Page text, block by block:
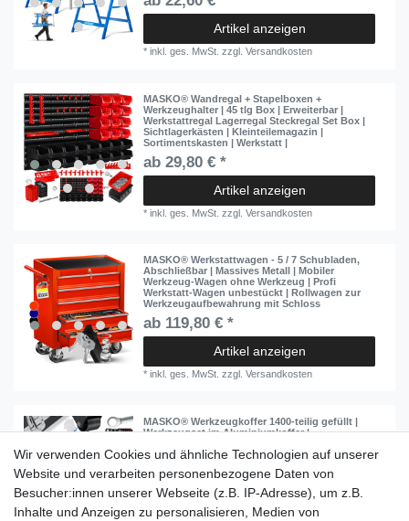
Artikel anzeigen
*inkl. ges. MwSt. zzgl.Versandkosten
MASKO® Wandregal + Stapelboxen +
Werkzeughalter | 45 tlg Box | Erweiterbar |
Werkstattregal Lagerregal Steckregal Set Box |
Sichtlagerkästen | Kleinteilemagazin |
Sortimentskasten | Werkstatt |
ab 29,80 € *
Artikel anzeigen
*inkl. ges. MwSt. zzgl.Versandkosten
MASKO® Werkstattwagen - 5 / 7 Schubladen,
Abschließbar | Massives Metall | Mobiler
Werkzeug-Wagen ohne Werkzeug | Profi
Werkstatt-Wagen unbestückt | Rollwagen zur
Werkzeugaufbewahrung mit Schloss
ab 119,80 € *
Artikel anzeigen
*inkl. ges. MwSt. zzgl.Versandkosten
MASKO® Werkzeugkoffer 1400-teilig gefüllt |
Werkzeugset im Aluminiumkoffer |
Haushalt, Haus, Hobby, KFZ | Trolley-Funktion |
Profi Werkzeugwagen Handwerkzeug
ab 89,80 € *
Artikel anzeigen
Wir verwenden Cookies und ähnliche Technologien auf unserer
Website und verarbeiten personenbezogene Daten von
Besucher:innen unserer Webseite (z.B. IP-Adresse), um z.B.
Inhalte und Anzeigen zu personalisieren, Medien von